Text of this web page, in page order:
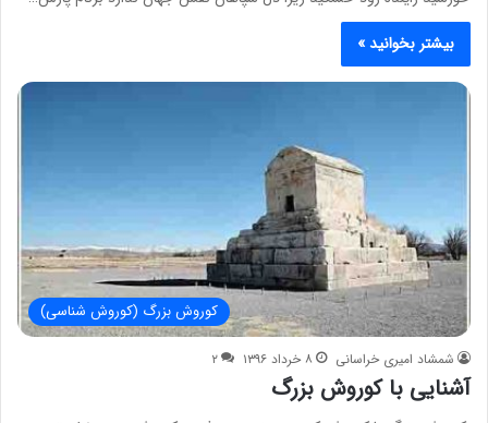
بیشتر بخوانید »
کوروش بزرگ (کوروش شناسی)
شمشاد امیری خراسانی ۸ خرداد ۱۳۹۶ ۲
آشنایی با كوروش بزرگ